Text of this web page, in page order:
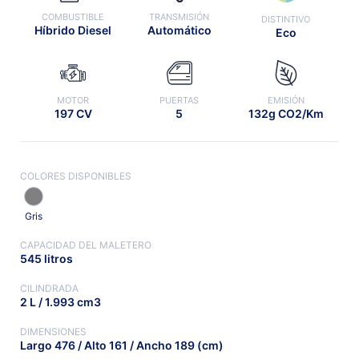
COMBUSTIBLE
Híbrido Diesel
TRANSMISIÓN
Automático
DISTINTIVO
Eco
MOTOR
197 CV
PUERTAS
5
EMISIÓN
132g CO2/Km
COLORES DISPONIBLES
Gris
CAPACIDAD DEL MALETERO
545 litros
CILINDRADA
2 L / 1.993 cm3
DIMENSIONES
Largo 476 / Alto 161 / Ancho 189 (cm)